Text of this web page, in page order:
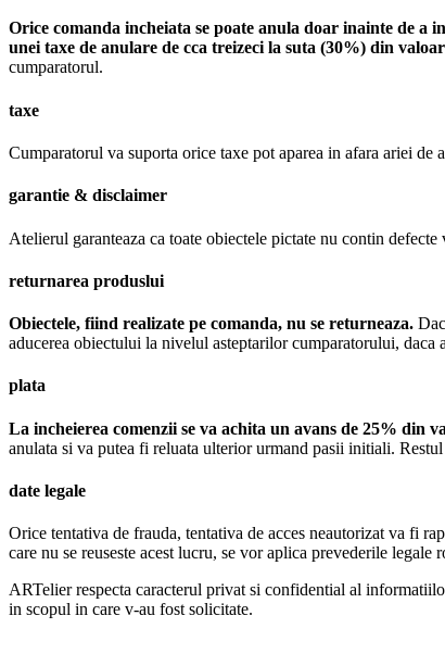
Orice comanda incheiata se poate anula doar inainte de a
unei taxe de anulare de cca treizeci la suta (30%) din
cumparatorul.
taxe
Cumparatorul va suporta orice taxe pot aparea in afara ariei
garantie & disclaimer
Atelierul garanteaza ca toate obiectele pictate nu contin
returnarea produslui
Obiectele, fiind realizate pe comanda, nu se returneaza.
aducerea obiectului la nivelul asteptarilor cumparatorului, daca
plata
La incheierea comenzii se va achita un avans de 25% din
anulata si va putea fi reluata ulterior urmand pasii initiali.
date legale
Orice tentativa de frauda, tentativa de acces neautorizat va fi
care nu se reuseste acest lucru, se vor aplica prevederile
ARTelier respecta caracterul privat si confidential al
in scopul in care v-au fost solicitate.